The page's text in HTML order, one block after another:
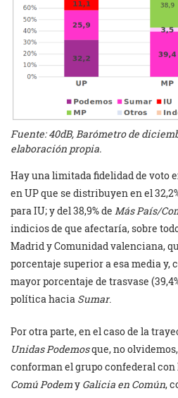
Fuente: 40dB, Barómetro de
elaboración propia.
Hay una limitada fidelidad de voto
en UP que se distribuyen en el
para IU; y del 38,9% de Más País/
indicios de que afectaría, sobre
Madrid y Comunidad valenciana,
porcentaje superior a esa media y,
mayor porcentaje de trasvase
política hacia Sumar.
Por otra parte, en el caso de la
Unidas Podemosque, no
conforman el grupo confederal
Comú Podemy Galicia en Común,